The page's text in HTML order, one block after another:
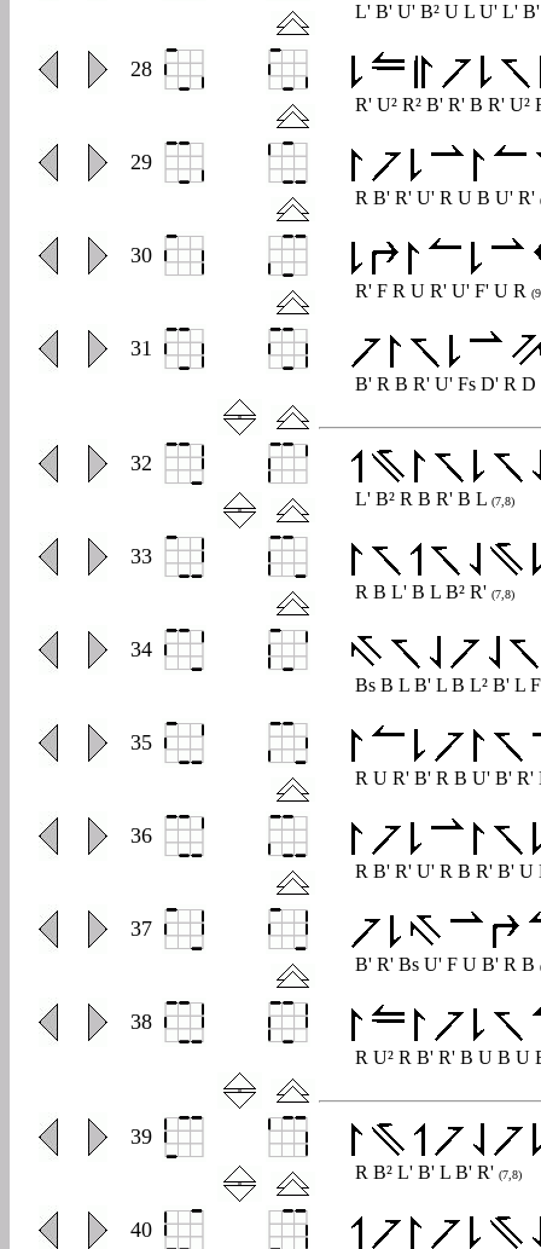
L' B' U' B² U L U' L'
28
R' U² R² B' R' B R' U²
29
R B' R' U' R U B U' R'
30
R' F R U R' U' F' U R
31
B' R B R' U' Fs D' R
32
L' B² R B R' B L (7,8)
33
R B L' B L B² R' (7,8)
34
Bs B L B' L B L² B' L
35
R U R' B' R B U' B'
36
R B' R' U' R B R' B'
37
B' R' Bs U' F U B' R B
38
R U² R B' R' B U B U
39
R B² L' B' L B' R' (7,8)
40